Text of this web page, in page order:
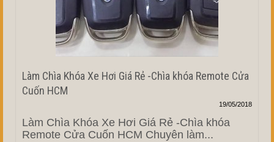
Làm Chìa Khóa Xe Hơi Giá Rẻ -Chìa khóa Remote Cửa
Cuốn HCM
19/05/2018
Làm Chìa Khóa Xe Hơi Giá Rẻ -Chìa khóa
Remote Cửa Cuốn HCM Chuyên làm...